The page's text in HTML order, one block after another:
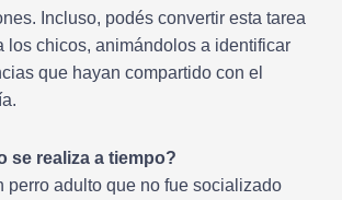
Incluso, podés convertir esta tarea
los chicos, animándolos a identificar
que hayan compartido con el
se realiza a tiempo?
perro adulto que no fue socializado